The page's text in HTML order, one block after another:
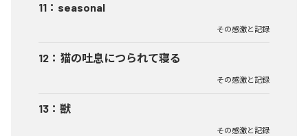
11 ： seasonal
その感激と記録
12 ： 猫の吐息につられて寝る
その感激と記録
13 ： 獣
その感激と記録